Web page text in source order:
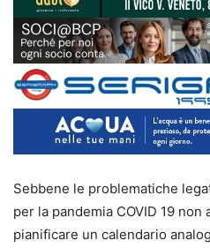
Sebbene le problematiche
per la pandemia COVID 19
pianificare un calendario